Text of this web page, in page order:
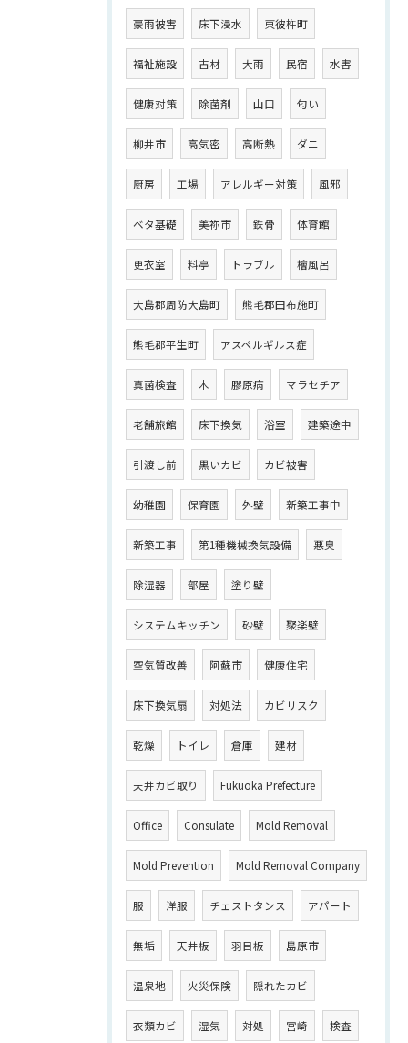
豪雨被害 床下浸水 東彼杵町
福祉施設 古材 大雨 民宿 水害
健康対策 除菌剤 山口 匂い
柳井市 高気密 高断熱 ダニ
厨房 工場 アレルギー対策 風邪
ベタ基礎 美祢市 鉄骨 体育館
更衣室 料亭 トラブル 檜風呂
大島郡周防大島町 熊毛郡田布施町
熊毛郡平生町 アスペルギルス症
真菌検査 木 膠原病 マラセチア
老舗旅館 床下換気 浴室 建築途中
引渡し前 黒いカビ カビ被害
幼稚園 保育園 外壁 新築工事中
新築工事 第1種機械換気設備 悪臭
除湿器 部屋 塗り壁
システムキッチン 砂壁 聚楽壁
空気質改善 阿蘇市 健康住宅
床下換気扇 対処法 カビリスク
乾燥 トイレ 倉庫 建材
天井カビ取り Fukuoka Prefecture
Office Consulate Mold Removal
Mold Prevention Mold Removal Company
服 洋服 チェストタンス アパート
無垢 天井板 羽目板 島原市
温泉地 火災保険 隠れたカビ
衣類カビ 湿気 対処 宮崎 検査